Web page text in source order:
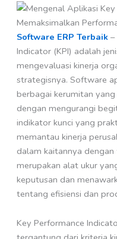
Software ERP Terbaik–
Indicator (KPI) adalah
mengevaluasi kinerja
strategisnya. Software
berbagai kerumitan
dengan mengurangi
indikator kunci yang
memantau kinerja
dalam kaitannya
merupakan alat ukur
keputusan dan
tentang efisiensi dan
Key Performance